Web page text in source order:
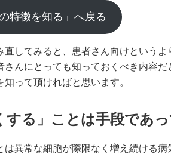
特徴を知る」へ戻る
してみると、患者さん向けという
さんにとっても知っておくべき内容
って頂ければと思います。
する」ことは手段であ
異常な細胞が際限なく増え続ける病